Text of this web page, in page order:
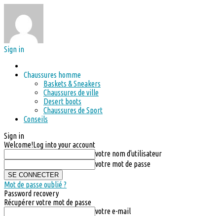
Sign in
Chaussures homme
Baskets & Sneakers
Chaussures de ville
Desert boots
Chaussures de Sport
Conseils
Sign in
Welcome!Log into your account
votre nom d'utilisateur
votre mot de passe
Mot de passe oublié ?
Password recovery
Récupérer votre mot de passe
votre e-mail